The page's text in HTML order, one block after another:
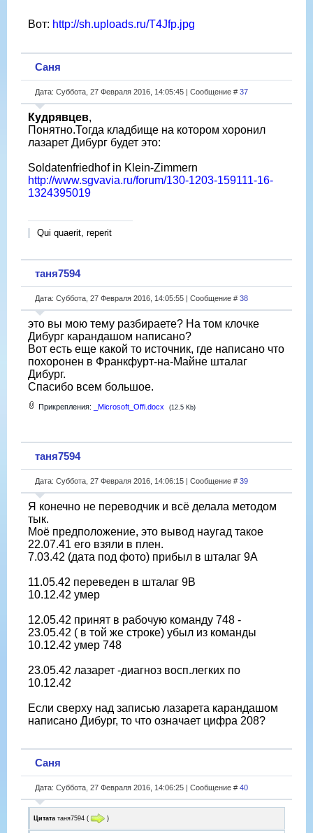
Вот: http://sh.uploads.ru/T4Jfp.jpg
Саня
Дата: Суббота, 27 Февраля 2016, 14:05:45 | Сообщение # 37
Кудрявцев,
Понятно.Тогда кладбище на котором хоронил
лазарет Дибург будет это:
Soldatenfriedhof in Klein-Zimmern
http://www.sgvavia.ru/forum/130-1203-159111-16-
1324395019
Qui quaerit, reperit
таня7594
Дата: Суббота, 27 Февраля 2016, 14:05:55 | Сообщение # 38
это вы мою тему разбираете? На том клочке
Дибург карандашом написано?
Вот есть еще какой то источник, где написано что
похоронен в Франкфурт-на-Майне шталаг
Дибург.
Спасибо всем большое.
Прикрепления: _Microsoft_Offi.docx (12.5 Kb)
таня7594
Дата: Суббота, 27 Февраля 2016, 14:06:15 | Сообщение # 39
Я конечно не переводчик и всё делала методом
тык.
Моё предположение, это вывод наугад такое
22.07.41 его взяли в плен.
7.03.42 (дата под фото) прибыл в шталаг 9А
11.05.42 переведен в шталаг 9В
10.12.42 умер
12.05.42 принят в рабочую команду 748 -
23.05.42 ( в той же строке) убыл из команды
10.12.42 умер 748
23.05.42 лазарет -диагноз восп.легких по
10.12.42
Если сверху над записью лазарета карандашом
написано Дибург, то что означает цифра 208?
Саня
Дата: Суббота, 27 Февраля 2016, 14:06:25 | Сообщение # 40
Цитата таня7594 ( )